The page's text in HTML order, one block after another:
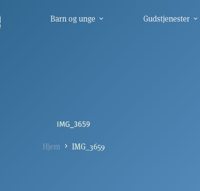
Barn og unge Gudstjenester
IMG_3659
Hjem IMG_3659